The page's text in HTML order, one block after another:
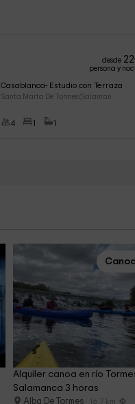
desde 22
persona y
Casablanca- Estudio con Terraza
Santa Marta De Tormes (Salaman
4 1 1
Alquiler canoa en río
Salamanca 3 horas
Alba De Tormes 16.7 km